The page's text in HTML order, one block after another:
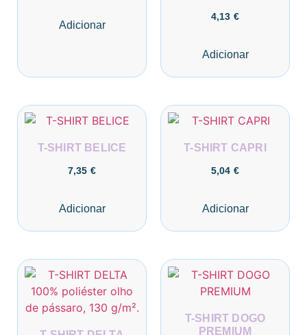
Adicionar
4,13 €
Adicionar
T-SHIRT BELICE
7,35 €
Adicionar
T-SHIRT CAPRI
5,04 €
Adicionar
T-SHIRT DOGO
PREMIUM